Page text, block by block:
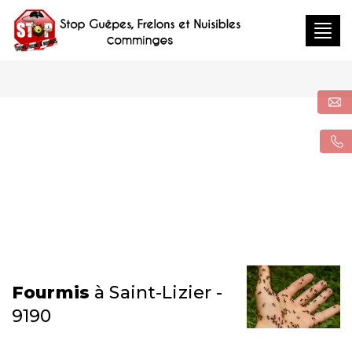
Fourmis à Saint-Lizier -
9190